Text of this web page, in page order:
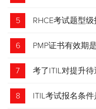
介绍
5 RHCE考试题型
考试 变化请悉知
6 PMP证书有效期
7 考了ITIL对提升待
8 ITIL考试报名条件